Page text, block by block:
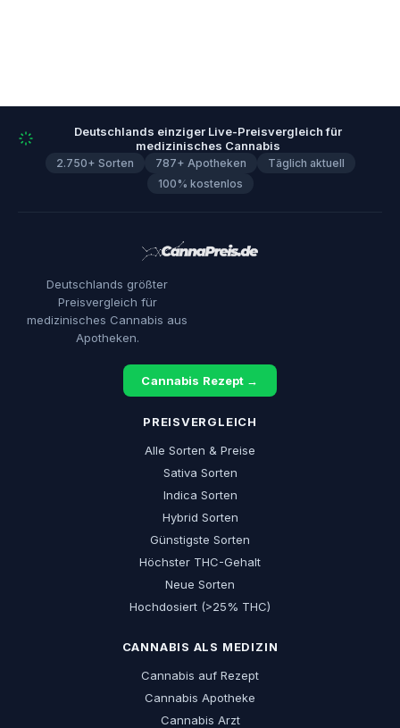
Deutschlands einziger Live-Preisvergleich für
medizinisches Cannabis
2.750+ Sorten 787+ Apotheken
Täglich aktuell
100% kostenlos
Deutschlands größter
Preisvergleich für
medizinisches Cannabis aus
Apotheken.
Cannabis Rezept →
PREISVERGLEICH
Alle Sorten & Preise
Sativa Sorten
Indica Sorten
Hybrid Sorten
Günstigste Sorten
Höchster THC-Gehalt
Neue Sorten
Hochdosiert (>25% THC)
CANNABIS ALS MEDIZIN
Cannabis auf Rezept
Cannabis Apotheke
Cannabis Arzt